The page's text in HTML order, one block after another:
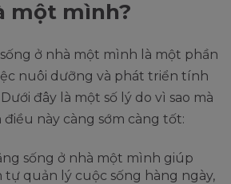
một mình?
ở nhà một mình là một phần
nuôi dưỡng và phát triển tính
đây là một số lý do vì sao mà
này càng sớm càng tốt:
sống ở nhà một mình giúp
tự quản lý cuộc sống hàng ngày,